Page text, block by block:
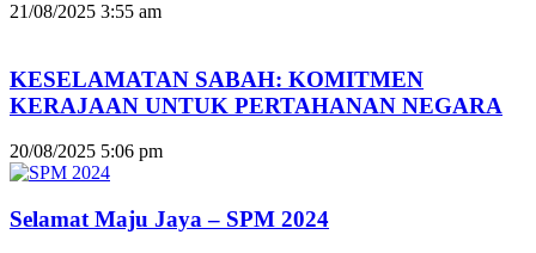
21/08/2025 3:55 am
KESELAMATAN SABAH: KOMITMEN
KERAJAAN UNTUK PERTAHANAN NEGARA
20/08/2025 5:06 pm
Selamat Maju Jaya – SPM 2024